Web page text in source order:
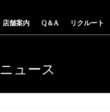
店舗案内 Q＆A リクルート
ニュース